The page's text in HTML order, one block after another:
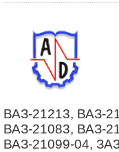
ВАЗ-21213, ВАЗ-
ВАЗ-21083, ВАЗ-
ВАЗ-21099-04,